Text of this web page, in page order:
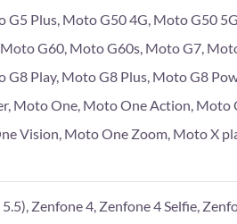
G5 Plus, Moto G50 4G, Moto G50
G60, Moto G60s, Moto G7,
G8 Play, Moto G8 Plus, Moto G8
Moto One, Moto One Action,
Vision, Moto One Zoom, Moto X
Zenfone 4, Zenfone 4 Selfie,